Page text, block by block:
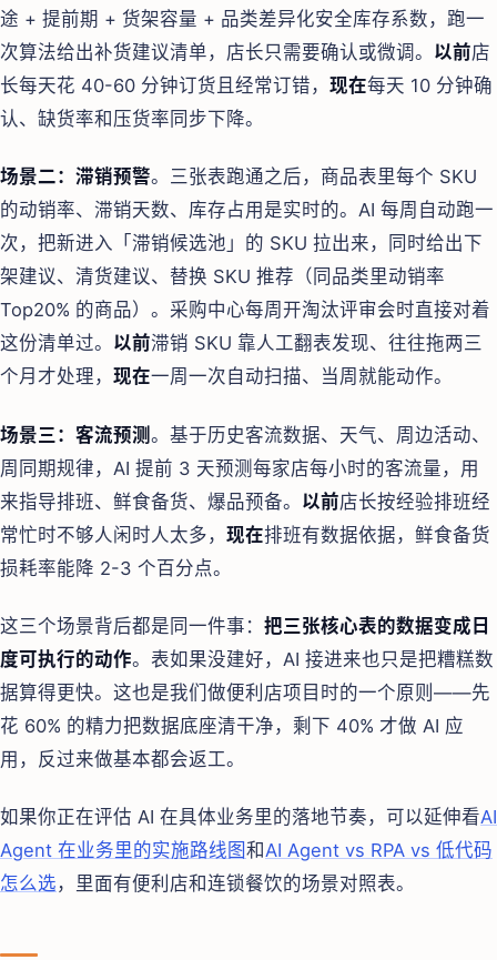
途 + 提前期 + 货架容量 + 品类差异化安全库存系数，跑一
次算法给出补货建议清单，店长只需要确认或微调。 以前店
长每天花 40-60 分钟订货且经常订错， 现在每天 10 分钟确
认、缺货率和压货率同步下降。
场景二：滞销预警。三张表跑通之后，商品表里每个 SKU
的动销率、滞销天数、库存占用是实时的。AI 每周自动跑一
次，把新进入「滞销候选池」的 SKU 拉出来，同时给出下
架建议、清货建议、替换 SKU 推荐（同品类里动销率
Top20% 的商品）。采购中心每周开淘汰评审会时直接对着
这份清单过。 以前滞销 SKU 靠人工翻表发现、往往拖两三
个月才处理， 现在一周一次自动扫描、当周就能动作。
场景三：客流预测。基于历史客流数据、天气、周边活动、
周同期规律，AI 提前 3 天预测每家店每小时的客流量，用
来指导排班、鲜食备货、爆品预备。 以前店长按经验排班经
常忙时不够人闲时人太多， 现在排班有数据依据，鲜食备货
损耗率能降 2-3 个百分点。
这三个场景背后都是同一件事： 把三张核心表的数据变成日
度可执行的动作。表如果没建好，AI 接进来也只是把糟糕数
据算得更快。这也是我们做便利店项目时的一个原则——先
花 60% 的精力把数据底座清干净，剩下 40% 才做 AI 应
用，反过来做基本都会返工。
如果你正在评估 AI 在具体业务里的落地节奏，可以延伸看AI
Agent 在业务里的实施路线图和AI Agent vs RPA vs 低代码
怎么选 ，里面有便利店和连锁餐饮的场景对照表。